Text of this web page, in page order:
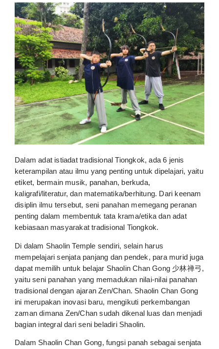
Dalam adat istiadat tradisional Tiongkok, ada 6 jenis
keterampilan atau ilmu yang penting untuk dipelajari, yaitu
etiket, bermain musik, panahan, berkuda,
kaligrafi/literatur, dan matematika/berhitung. Dari keenam
disiplin ilmu tersebut, seni panahan memegang peranan
penting dalam membentuk tata krama/etika dan adat
kebiasaan masyarakat tradisional Tiongkok.
Di dalam Shaolin Temple sendiri, selain harus
mempelajari senjata panjang dan pendek, para murid juga
dapat memilih untuk belajar Shaolin Chan Gong 少林禅弓,
yaitu seni panahan yang memadukan nilai-nilai panahan
tradisional dengan ajaran Zen/Chan. Shaolin Chan Gong
ini merupakan inovasi baru, mengikuti perkembangan
zaman dimana Zen/Chan sudah dikenal luas dan menjadi
bagian integral dari seni beladiri Shaolin.
Dalam Shaolin Chan Gong, fungsi panah sebagai senjata